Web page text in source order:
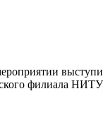
филиала